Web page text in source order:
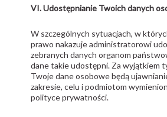
VI. Udostępnianie Twoich danych
W szczególnych sytuacjach, w
prawo nakazuje administratorowi
zebranych danych organom
dane takie udostępni. Za wyjątkiem
Twoje dane osobowe będą
zakresie, celu i podmiotom
polityce prywatności.